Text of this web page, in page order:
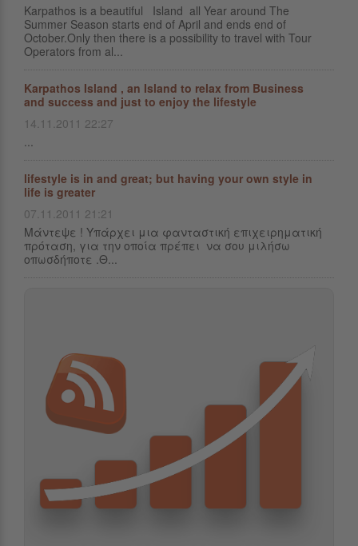
Karpathos is a beautiful Island all Year around The
Summer Season starts end of April and ends end of
October.Only then there is a possibility to travel with Tour
Operators from al...
Karpathos Island , an Island to relax from Business
and success and just to enjoy the lifestyle
14.11.2011 22:27
...
lifestyle is in and great; but having your own style in
life is greater
07.11.2011 21:21
Μάντεψε ! Υπάρχει μια φανταστική επιχειρηματική
πρόταση, για την οποία πρέπει να σου μιλήσω
οπωσδήποτε .Θ...